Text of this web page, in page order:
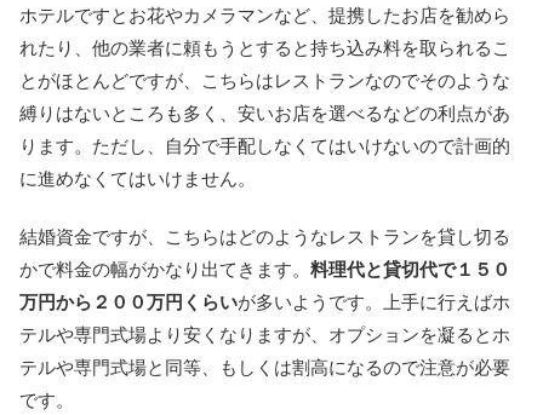
ホテルですとお花やカメラマンなど、提携したお店を勧めら
れたり、他の業者に頼もうとすると持ち込み料を取られるこ
とがほとんどですが、こちらはレストランなのでそのような
縛りはないところも多く、安いお店を選べるなどの利点があ
ります。ただし、自分で手配しなくてはいけないので計画的
に進めなくてはいけません。
結婚資金ですが、こちらはどのようなレストランを貸し切る
かで料金の幅がかなり出てきます。 料理代と貸切代で１５０
万円から２００万円くらいが多いようです。上手に行えばホ
テルや専門式場より安くなりますが、オプションを凝るとホ
テルや専門式場と同等、もしくは割高になるので注意が必要
です。